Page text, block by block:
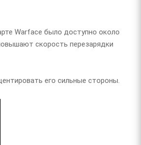
Warface было доступно около
скорость перезарядки
его сильные стороны.